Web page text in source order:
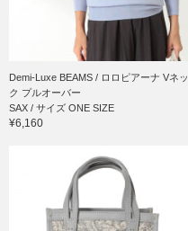
Demi-Luxe BEAMS / ロロピアーナ Vネッ
ク プルオーバー
SAX / サイズ ONE SIZE
¥6,160